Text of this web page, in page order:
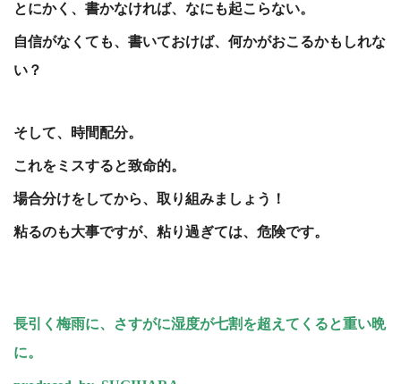
とにかく、書かなければ、なにも起こらない。
自信がなくても、書いておけば、何かがおこるかもしれな
い？
そして、時間配分。
これをミスすると致命的。
場合分けをしてから、取り組みましょう！
粘るのも大事ですが、粘り過ぎては、危険です。
長引く梅雨に、さすがに湿度が七割を超えてくると重い晩
に。